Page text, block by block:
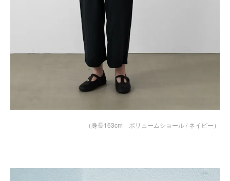
（身長163cm ボリュームショール / ネイビー）